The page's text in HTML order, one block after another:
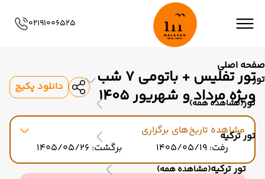
صفحه اصلی
تور
تور(مشاهده همه)
تور ترکیه
تور ترکیه(مشاهده همه)
02191006525
تور تفلیس + باتومی 7 شب
ویژه مرداد و شهریور 1405
دانلود پکیج
مشاهده تاریخ‌های برگزاری
رفت: 1405/05/19
برگشت: 1405/05/26